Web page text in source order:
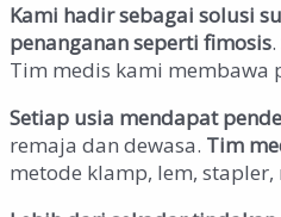
Kami hadir sebagai solusi
penanganan seperti fimosis
Tim medis kami membawa
Setiap usia mendapat
remaja dan dewasa. Tim
metode klamp, lem,